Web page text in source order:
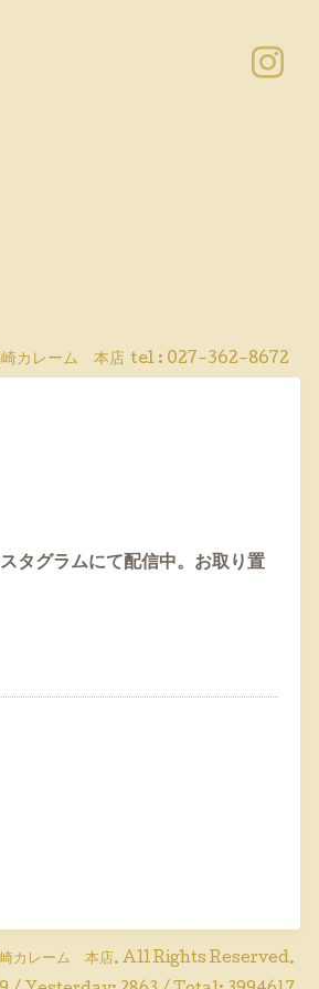
崎カレーム 本店 tel : 027-362-8672
タグラムにて配信中。お取り置
崎カレーム 本店. All Rights Reserved.